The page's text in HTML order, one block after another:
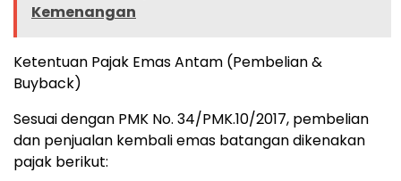
Kemenangan
Ketentuan Pajak Emas Antam (Pembelian &
Buyback)
Sesuai dengan PMK No. 34/PMK.10/2017, pembelian
dan penjualan kembali emas batangan dikenakan
pajak berikut: